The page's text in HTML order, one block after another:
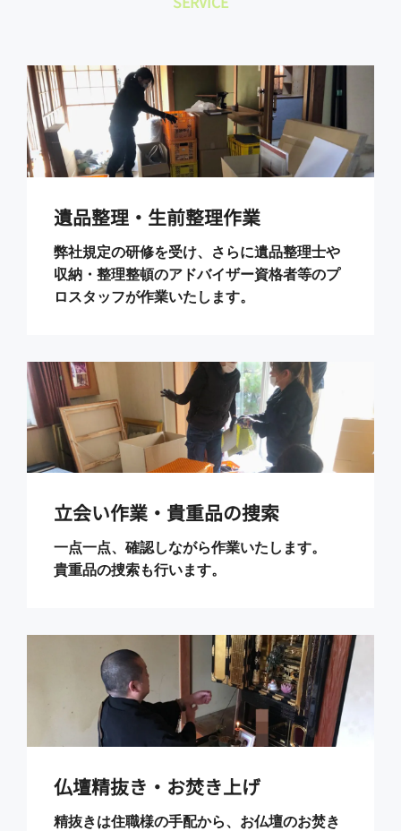
遺品整理・生前整理作業
弊社規定の研修を受け、さらに遺品整理士や
収納・整理整頓のアドバイザー資格者等のプ
ロスタッフが作業いたします。
立会い作業・貴重品の捜索
一点一点、確認しながら作業いたします。
貴重品の捜索も行います。
仏壇精抜き・お焚き上げ
精抜きは住職様の手配から、お仏壇のお焚き